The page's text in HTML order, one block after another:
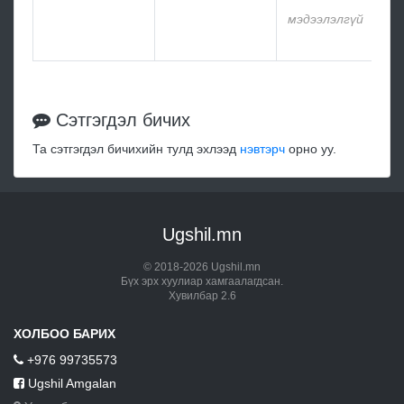
мэдээлэлгүй
Сэтгэгдэл бичих
Та сэтгэгдэл бичихийн тулд эхлээд нэвтэрч орно уу.
Ugshil.mn
© 2018-2026 Ugshil.mn
Бүх эрх хуулиар хамгаалагдсан.
Хувилбар 2.6
ХОЛБОО БАРИХ
+976 99735573
Ugshil Amgalan